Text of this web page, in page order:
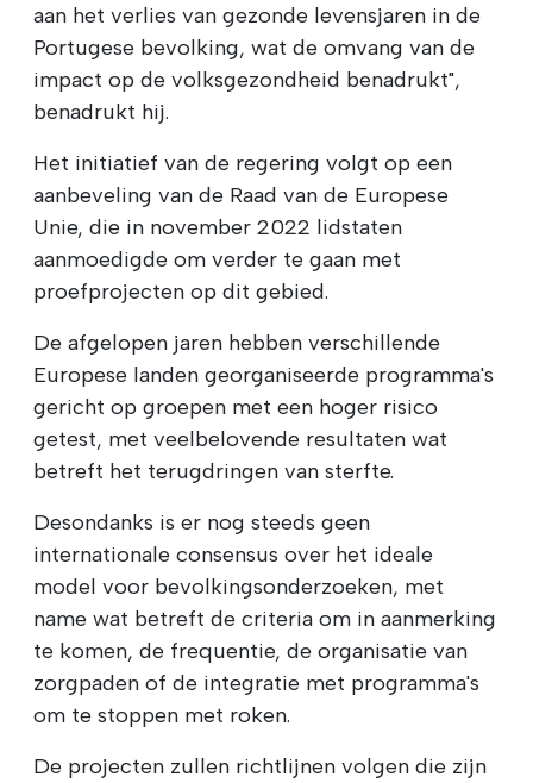
aan het verlies van gezonde levensjaren in de
Portugese bevolking, wat de omvang van de
impact op de volksgezondheid benadrukt",
benadrukt hij.
Het initiatief van de regering volgt op een
aanbeveling van de Raad van de Europese
Unie, die in november 2022 lidstaten
aanmoedigde om verder te gaan met
proefprojecten op dit gebied.
De afgelopen jaren hebben verschillende
Europese landen georganiseerde programma's
gericht op groepen met een hoger risico
getest, met veelbelovende resultaten wat
betreft het terugdringen van sterfte.
Desondanks is er nog steeds geen
internationale consensus over het ideale
model voor bevolkingsonderzoeken, met
name wat betreft de criteria om in aanmerking
te komen, de frequentie, de organisatie van
zorgpaden of de integratie met programma's
om te stoppen met roken.
De projecten zullen richtlijnen volgen die zijn